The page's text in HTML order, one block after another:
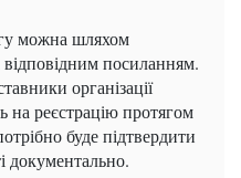
можна шляхом
посиланням.
організації
на реєстрацію протягом
буде підтвердити
документально.